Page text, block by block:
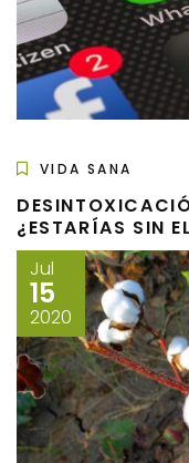
VIDA SANA
¿ESTARÍAS SIN
Jul
15
2020